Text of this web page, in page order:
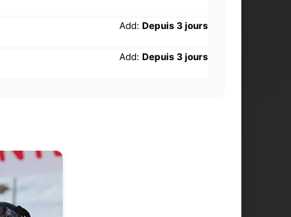
Add: Depuis 3 jours
Add: Depuis 3 jours